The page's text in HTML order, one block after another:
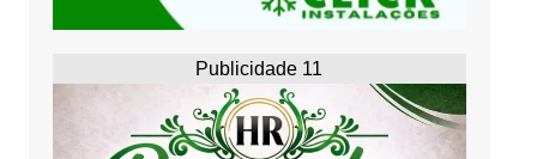
Publicidade 11